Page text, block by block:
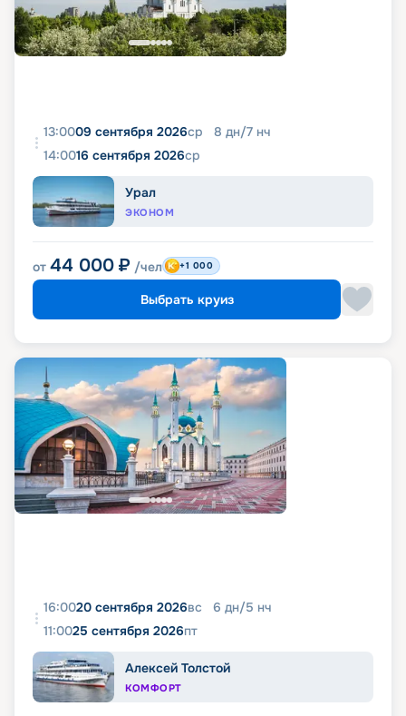
13:0009 сентября 2026ср 8 дн/7 нч
14:0016 сентября 2026ср
Урал
ЭКОНОМ
от 44 000 ₽ /чел +1 000
Выбрать круиз
16:0020 сентября 2026вс 6 дн/5 нч
11:0025 сентября 2026пт
Алексей Толстой
КОМФОРТ